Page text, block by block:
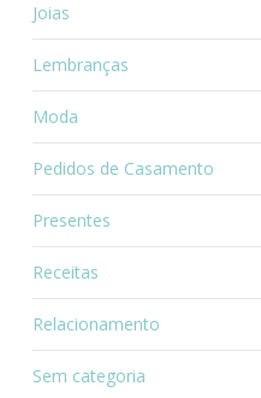
Joias
Lembranças
Moda
Pedidos de Casamento
Presentes
Receitas
Relacionamento
Sem categoria